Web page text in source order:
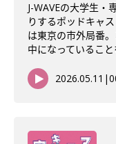
J-WAVEの大学生・
りするポッドキャ
は東京の市外局番
中になっていること
2026.05.11 |